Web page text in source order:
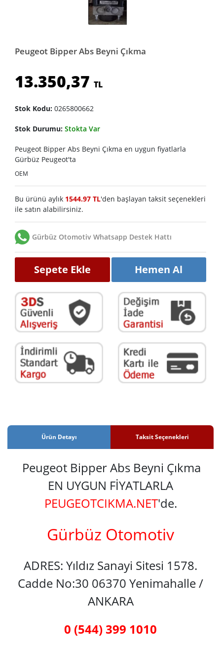
Peugeot Bipper Abs Beyni Çıkma
13.350,37 TL
Stok Kodu: 0265800662
Stok Durumu: Stokta Var
Peugeot Bipper Abs Beyni Çıkma en uygun fiyatlarla
Gürbüz Peugeot'ta
OEM
Bu ürünü aylık 1544.97 TL'den başlayan taksit seçenekleri
ile satın alabilirsiniz.
Gürbüz Otomotiv Whatsapp Destek Hattı
Sepete Ekle Hemen Al
Ürün Detayı Taksit Seçenekleri
Peugeot Bipper Abs Beyni Çıkma
EN UYGUN FİYATLARLA
PEUGEOTCIKMA.NET'de.
Gürbüz Otomotiv
ADRES: Yıldız Sanayi Sitesi 1578.
Cadde No:30 06370 Yenimahalle /
ANKARA
0 (544) 399 1010